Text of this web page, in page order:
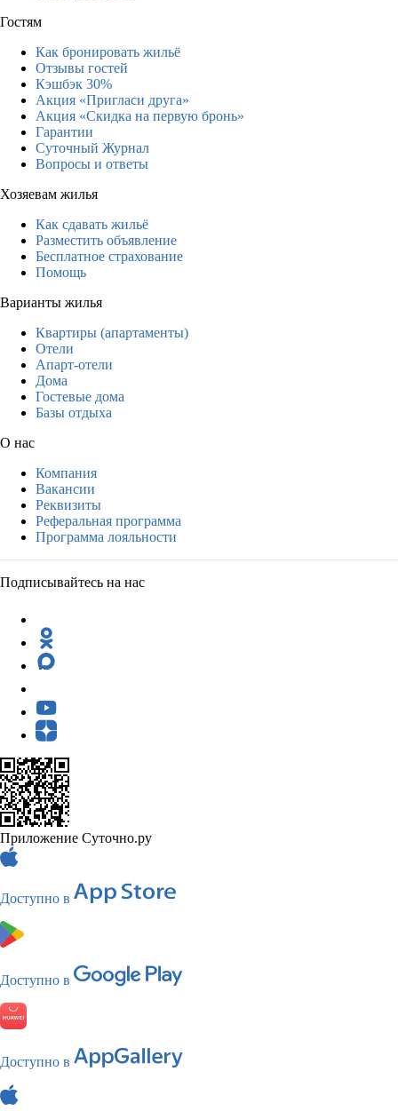
Гостям
Как бронировать жильё
Отзывы гостей
Кэшбэк 30%
Акция «Пригласи друга»
Акция «Скидка на первую бронь»
Гарантии
Суточный Журнал
Вопросы и ответы
Хозяевам жилья
Как сдавать жильё
Разместить объявление
Бесплатное страхование
Помощь
Варианты жилья
Квартиры (апартаменты)
Отели
Апарт-отели
Дома
Гостевые дома
Базы отдыха
О нас
Компания
Вакансии
Реквизиты
Реферальная программа
Программа лояльности
Подписывайтесь на нас
Приложение Суточно.ру
Доступно в
Доступно в
Доступно в